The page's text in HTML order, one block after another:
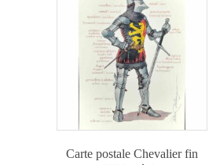
Carte postale Chevalier fin